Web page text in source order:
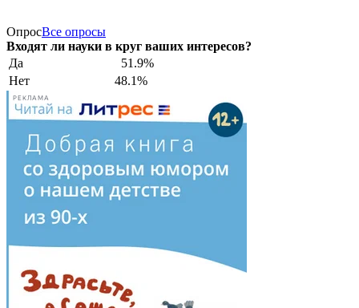
ОпросВсе опросы
Входят ли науки в круг ваших интересов?
Да
51.9%
Нет
48.1%
РЕКЛАМА